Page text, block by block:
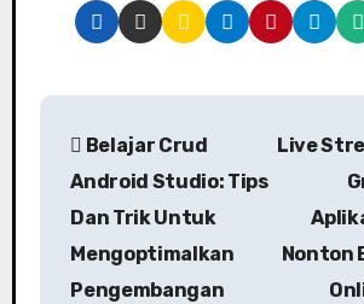
P
Belajar Crud
Android Studio: Tips
Dan Trik Untuk
Mengoptimalkan
Pengembangan
Live
Nonton